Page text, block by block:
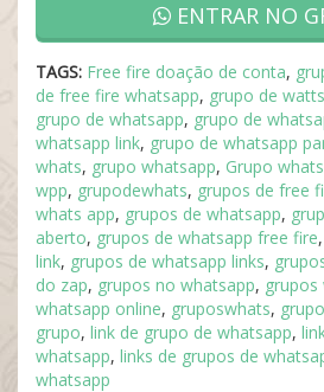
ENTRAR NO
TAGS: Free fire doação de conta,
de free fire whatsapp, grupo de watts
grupo de whatsapp, grupo de
whatsapp link, grupo de whatsapp
whats, grupo whatsapp, Grupo
wpp, grupodewhats, grupos de free
whats app, grupos de whatsapp,
aberto, grupos de whatsapp free fire,
link, grupos de whatsapp links,
do zap, grupos no whatsapp, grupos
whatsapp online, gruposwhats,
grupo, link de grupo de whatsapp,
whatsapp, links de grupos de
whatsapp